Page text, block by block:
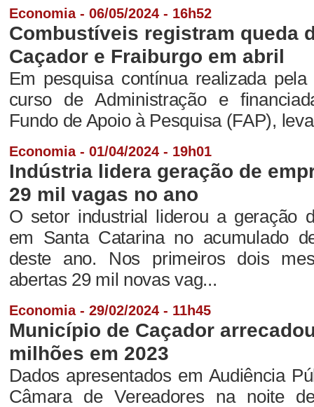
Economia - 06/05/2024 - 16h52
Combustíveis registram queda
Caçador e Fraiburgo em abril
Em pesquisa contínua realizada
curso de Administração e
Fundo de Apoio à Pesquisa (FAP),
Economia - 01/04/2024 - 19h01
Indústria lidera geração de
29 mil vagas no ano
O setor industrial liderou a geração
em Santa Catarina no acumulado
deste ano. Nos primeiros dois
abertas 29 mil novas vag...
Economia - 29/02/2024 - 11h45
Município de Caçador
milhões em 2023
Dados apresentados em Audiência
Câmara de Vereadores na noite